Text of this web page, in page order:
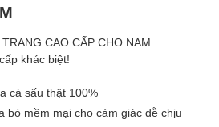
CAO CẤP CHO NAM
khác biệt!
cá sấu thật 100%
bò mềm mại cho cảm giác dễ chịu